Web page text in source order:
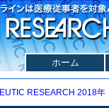
ホーム
RESEARCH 2018年